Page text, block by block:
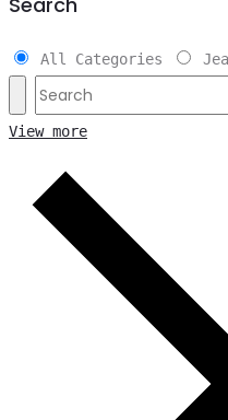
All Categories
View more